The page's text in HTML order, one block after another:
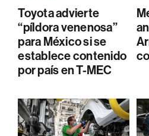
Toyota advierte
“píldora venenosa”
para México si se
establece contenido
por país en T-MEC